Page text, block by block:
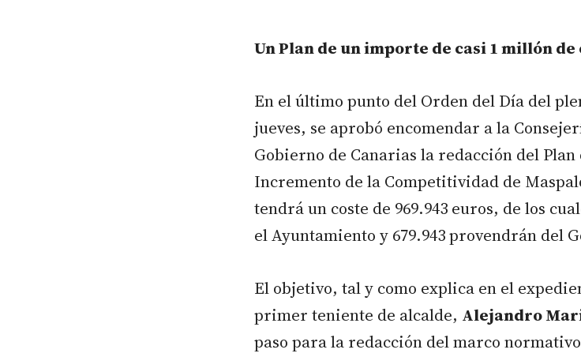
Un Plan de un importe de casi 1 millón de
En el último punto del Orden del Día del
jueves, se aprobó encomendar a la
Gobierno de Canarias la redacción del
Incremento de la Competitividad de
tendrá un coste de 969.943 euros, de los
el Ayuntamiento y 679.943 provendrán del
El objetivo, tal y como explica en el
primer teniente de alcalde, Alejandro
paso para la redacción del marco